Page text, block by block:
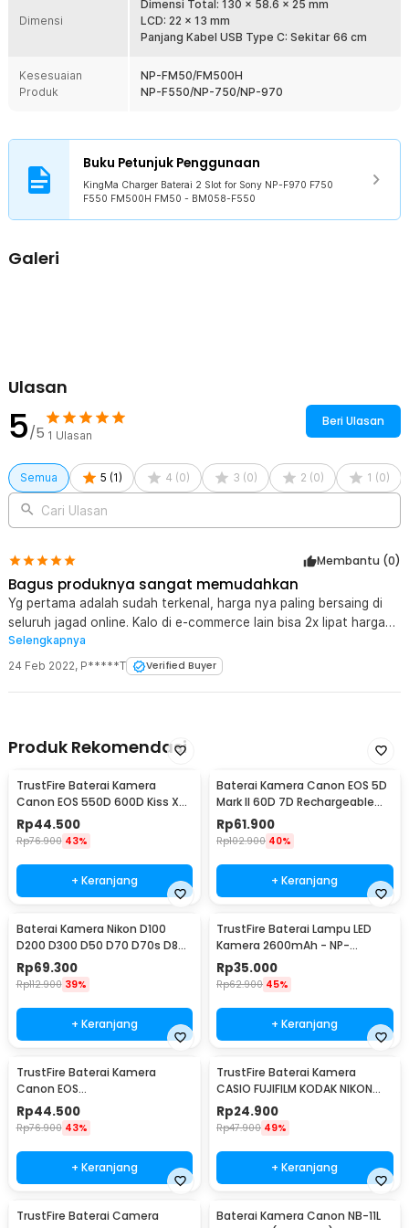
Kelengkapan Produk
Rincian yang Anda dapatkan untuk pembelian produk ini:
FM500H FM50 - BM058-F550
1 x Kabel USB Type C
Dimensi
Dimensi Total: 130 x 58.6 x 25 mm
LCD: 22 x 13 mm
Panjang Kabel USB Type C: Sekitar 66 cm
Kesesuaian
Produk
NP-FM50/FM500H
NP-F550/NP-750/NP-970
Buku Petunjuk Penggunaan
KingMa Charger Baterai 2 Slot for Sony NP-F970 F750
F550 FM500H FM50 - BM058-F550
Galeri
Ulasan
5/5 1 Ulasan
Beri Ulasan
Semua 5 (1 ) 4 (0) 3 (0) 2 (0) 1 (0)
Cari Ulasan
Membantu (0)
Bagus produknya sangat memudahkan
Yg pertama adalah sudah terkenal, harga nya paling bersaing di
seluruh jagad online. Kalo di e-commerce lain bisa 2x lipat harga
JakNot. Yg kedua, ukurannya compact banget utk charger yg bisa
terima NP-F970 dan NP-F960 yang kayak gajah ukurannya Yg
ketiga, ada indikator charging, BRAVO Kingma dan JakNot Yg
= 4.2 watt, bukan yang palig gede tapi lumayan lah.. Makasih
JakNot sdh restok lagi, lama nuggunya nih... buruan di ORDER.
Selengkapnya
24 Feb 2022, P*****T Verified Buyer
Produk Rekomendasi
TrustFire Baterai Kamera
Canon EOS 550D 600D Kiss X4
Rebel T2i 1800mAh - LP-E8
(Replika 1:1)
Rp44.500
Rp76.900 43%
+ Keranjang
Baterai Kamera Canon EOS 5D
Mark II 60D 7D Rechargeable
2650mAh - LP-E6/E6N (Replika
1:1)
Rp61.900
Rp102.900 40%
+ Keranjang
Baterai Kamera Nikon D100
D200 D300 D50 D70 D70s D80
D90 D700 2750mAh - EN-EL3E
(Replika 1:1)
Rp69.300
Rp112.900 39%
+ Keranjang
TrustFire Baterai Lampu LED
Kamera 2600mAh - NP-
F550/NP-F570 (Replika 1:1)
Rp35.000
Rp62.900 45%
+ Keranjang
TrustFire Baterai Kamera
Canon EOS
1000D/450D/500D/Kiss/Rebel
1600mAh - LP-E5
Rp44.500
Rp76.900 43%
+ Keranjang
TrustFire Baterai Kamera
CASIO FUJIFILM KODAK NIKON
OLYMPUS 1200mAh - Li-42B
(Replika 1:1)
Rp24.900
Rp47.900 49%
+ Keranjang
TrustFire Baterai Camera
Baterai Kamera Canon NB-11L